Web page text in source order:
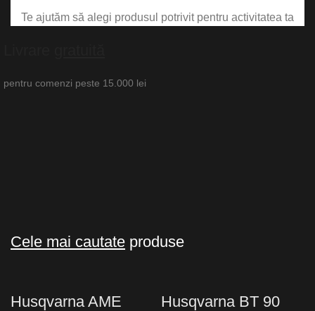
Te ajutăm să alegi produsul potrivit pentru activitatea ta
pentru comenzi peste 15.000 lei
Cele mai cautate produse
Husqvarna AME
Husqvarna BT 90